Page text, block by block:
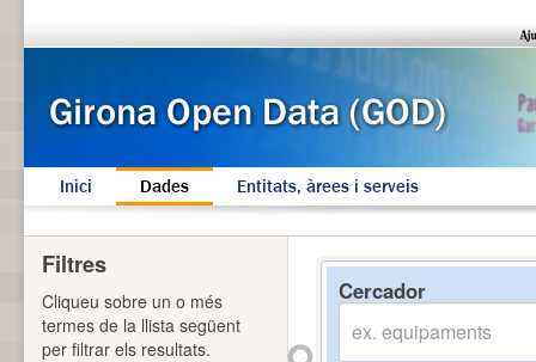
Inici Dades Entitats, àrees i serveis
Cercador
Filtres
Cliqueu sobre un o més
termes de la llista següent
per filtrar els resultats.